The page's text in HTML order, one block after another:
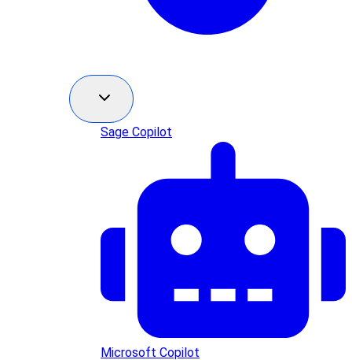
Sage Copilot
Microsoft Copilot